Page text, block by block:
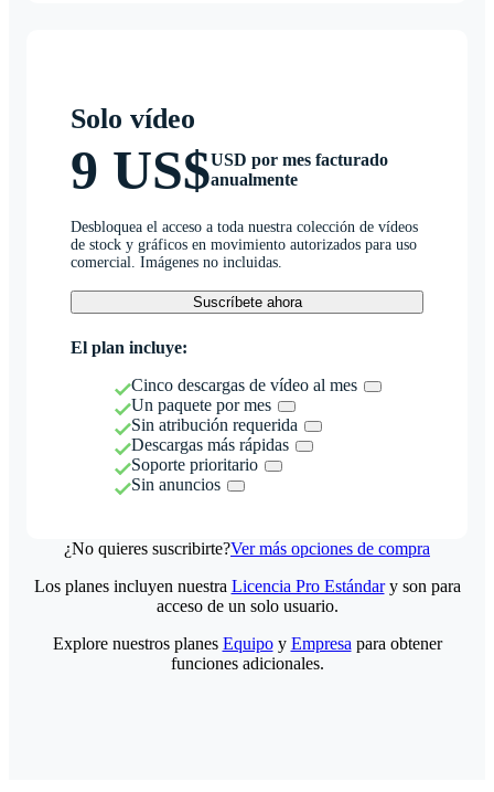
Solo vídeo
9 US$USD por mes facturado
anualmente
Desbloquea el acceso a toda nuestra colección de vídeos
de stock y gráficos en movimiento autorizados para uso
comercial. Imágenes no incluidas.
Suscríbete ahora
El plan incluye:
Cinco descargas de vídeo al mes
Un paquete por mes
Sin atribución requerida
Descargas más rápidas
Soporte prioritario
Sin anuncios
¿No quieres suscribirte?Ver más opciones de compra
Los planes incluyen nuestra Licencia Pro Estándary son para
acceso de un solo usuario.
Explore nuestros planes Equipoy Empresa para obtener
funciones adicionales.